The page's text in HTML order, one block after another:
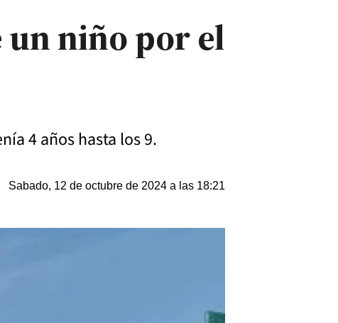
un niño por el
4 años hasta los 9.
Sabado, 12 de octubre de 2024 a las 18:21